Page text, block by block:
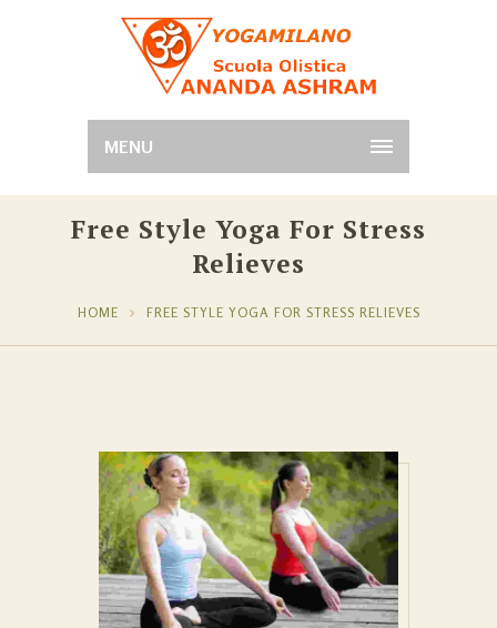
MENU
Free Style Yoga For Stress
Relieves
HOME FREE STYLE YOGA FOR STRESS RELIEVES